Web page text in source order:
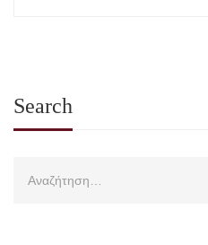
Search